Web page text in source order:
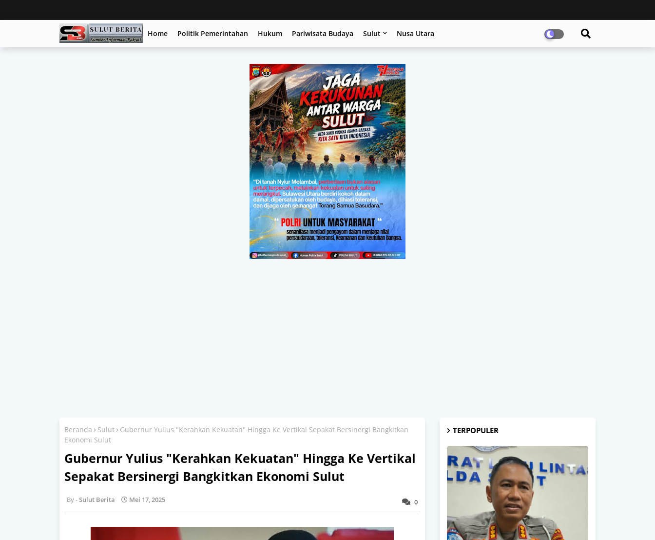
Home Politik Pemerintahan Hukum Pariwisata Budaya Sulut Nusa Utara
Beranda Sulut
Gubernur Yulius "Kerahkan Kekuatan" Hingga Ke Vertikal Sepakat Bersinergi Bangkitkan
Ekonomi Sulut
Gubernur Yulius "Kerahkan Kekuatan" Hingga Ke Vertikal
Sepakat Bersinergi Bangkitkan Ekonomi Sulut
0
Sulut Berita Mei 17, 2025
TERPOPULER